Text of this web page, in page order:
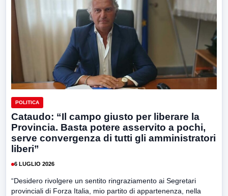
POLITICA
Cataudo: “Il campo giusto per liberare la
Provincia. Basta potere asservito a pochi,
serve convergenza di tutti gli amministratori
liberi”
6 LUGLIO 2026
“Desidero rivolgere un sentito ringraziamento ai Segretari
provinciali di Forza Italia, mio partito di appartenenza, nella